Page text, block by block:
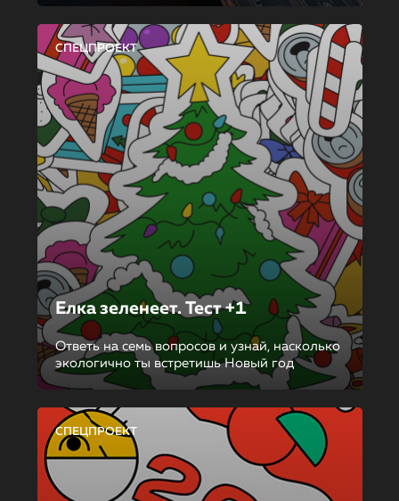
СПЕЦПРОЕКТ
Елка зеленеет. Тест +1
Ответь на семь вопросов и узнай, насколько
экологично ты встретишь Новый год
СПЕЦПРОЕКТ